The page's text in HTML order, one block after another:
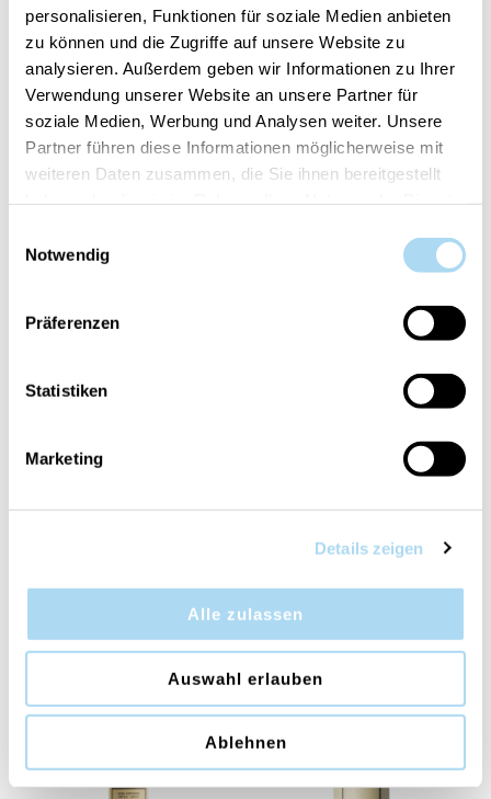
personalisieren, Funktionen für soziale Medien anbieten
zu können und die Zugriffe auf unsere Website zu
analysieren. Außerdem geben wir Informationen zu Ihrer
Verwendung unserer Website an unsere Partner für
soziale Medien, Werbung und Analysen weiter. Unsere
Partner führen diese Informationen möglicherweise mit
weiteren Daten zusammen, die Sie ihnen bereitgestellt
Notwendig
Präferenzen
Statistiken
Marketing
Details zeigen
Alle zulassen
Auswahl erlauben
Ablehnen
Premium Candle 3XL
Home Textile Spray
Provence Lavender
Water soluble essential
CHF 24.90
Provence Lavender
Incense Sticks 23cm
CHF 9.90